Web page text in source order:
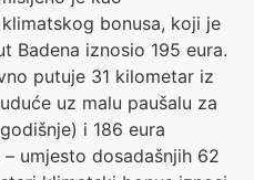
bonusa, koji je
Badena iznosio 195 eura.
putuje 31 kilometar iz
uz malu paušalu za
i 186 eura
umjesto dosadašnjih 62